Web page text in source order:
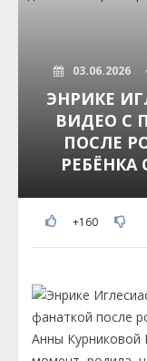
03.06.2026
ЭНРИКЕ
ВИДЕО С
ПОСЛЕ
+160